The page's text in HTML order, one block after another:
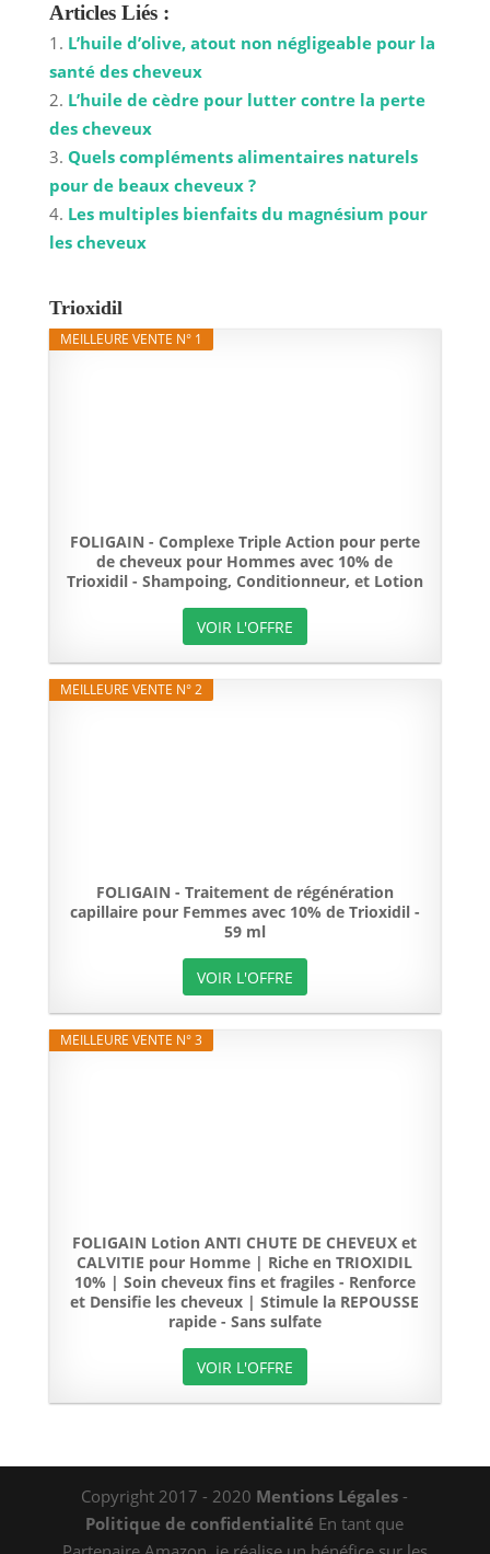
Articles Liés :
L’huile d’olive, atout non négligeable pour la
santé des cheveux
L’huile de cèdre pour lutter contre la perte
des cheveux
Quels compléments alimentaires naturels
pour de beaux cheveux ?
Les multiples bienfaits du magnésium pour
les cheveux
Trioxidil
MEILLEURE VENTE N° 1
FOLIGAIN - Complexe Triple Action pour perte
de cheveux pour Hommes avec 10% de
Trioxidil - Shampoing, Conditionneur, et Lotion
VOIR L'OFFRE
MEILLEURE VENTE N° 2
FOLIGAIN - Traitement de régénération
capillaire pour Femmes avec 10% de Trioxidil -
59 ml
VOIR L'OFFRE
MEILLEURE VENTE N° 3
FOLIGAIN Lotion ANTI CHUTE DE CHEVEUX et
CALVITIE pour Homme | Riche en TRIOXIDIL
10% | Soin cheveux fins et fragiles - Renforce
et Densifie les cheveux | Stimule la REPOUSSE
rapide - Sans sulfate
VOIR L'OFFRE
Copyright 2017 - 2020 Mentions Légales -
Politique de confidentialité En tant que